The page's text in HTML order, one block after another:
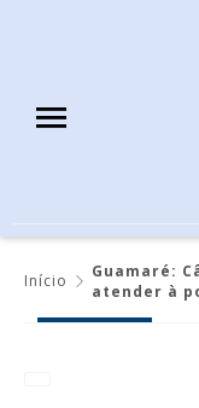
Início
Guamaré:
atender à